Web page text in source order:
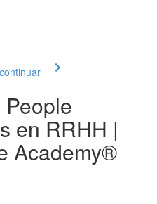
en RRHH |
Academy®